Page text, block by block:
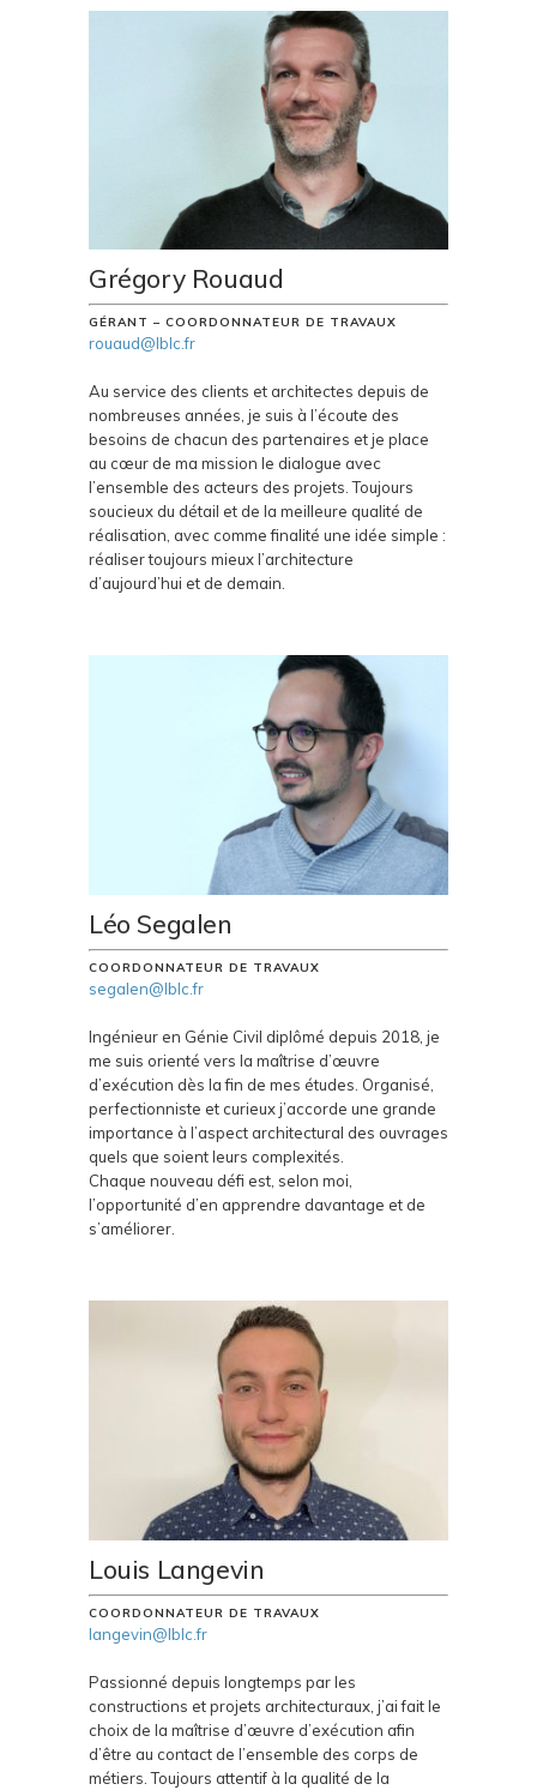
Grégory Rouaud
GÉRANT – COORDONNATEUR DE TRAVAUX
rouaud@lblc.fr
Au service des clients et architectes depuis de
nombreuses années, je suis à l’écoute des
besoins de chacun des partenaires et je place
au cœur de ma mission le dialogue avec
l’ensemble des acteurs des projets. Toujours
soucieux du détail et de la meilleure qualité de
réalisation, avec comme finalité une idée simple :
réaliser toujours mieux l’architecture
d’aujourd’hui et de demain.
Léo Segalen
COORDONNATEUR DE TRAVAUX
segalen@lblc.fr
Ingénieur en Génie Civil diplômé depuis 2018, je
me suis orienté vers la maîtrise d’œuvre
d’exécution dès la fin de mes études. Organisé,
perfectionniste et curieux j’accorde une grande
importance à l’aspect architectural des ouvrages
quels que soient leurs complexités.
Chaque nouveau défi est, selon moi,
l’opportunité d’en apprendre davantage et de
s’améliorer.
Louis Langevin
COORDONNATEUR DE TRAVAUX
langevin@lblc.fr
Passionné depuis longtemps par les
constructions et projets architecturaux, j’ai fait le
choix de la maîtrise d’œuvre d’exécution afin
d’être au contact de l’ensemble des corps de
métiers. Toujours attentif à la qualité de la